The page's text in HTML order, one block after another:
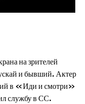
на зрителей
и бывший. Актер
в «Иди и смотри»
службу в СС.